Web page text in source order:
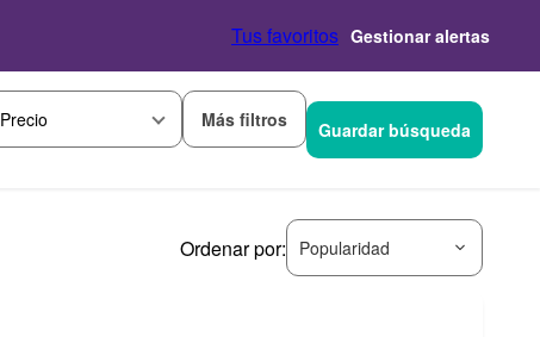
Tus favoritos Gestionar alertas
Precio Más filtros Guardar búsqueda
Ordenar por: Popularidad